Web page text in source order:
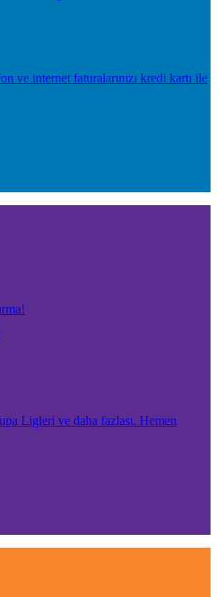
ve internet faturalarınızı kredi kartı ile
Ligleri ve daha fazlası. Hemen